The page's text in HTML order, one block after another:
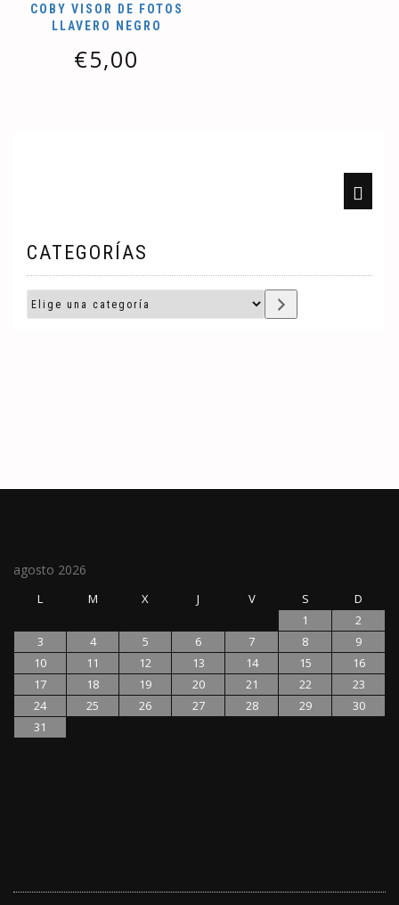
COBY VISOR DE FOTOS
LLAVERO NEGRO
€5,00
CATEGORÍAS
agosto 2026
L M X J V S
D
1
2
3
4 5 6 7 8
9
10
11 12 13 14 15
16
17
18 19 20 21 22
23
24
25 26 27 28 29
30
31